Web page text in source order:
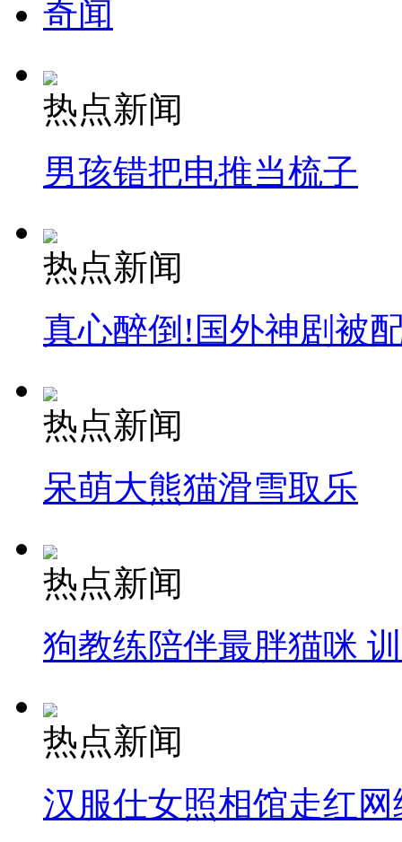
司机酒驾遇交警 急速倒车逃窜
奇闻
热点新闻
男孩错把电推当梳子
热点新闻
真心醉倒!国外神剧被
热点新闻
呆萌大熊猫滑雪取乐
热点新闻
狗教练陪伴最胖猫咪
热点新闻
汉服仕女照相馆走红网